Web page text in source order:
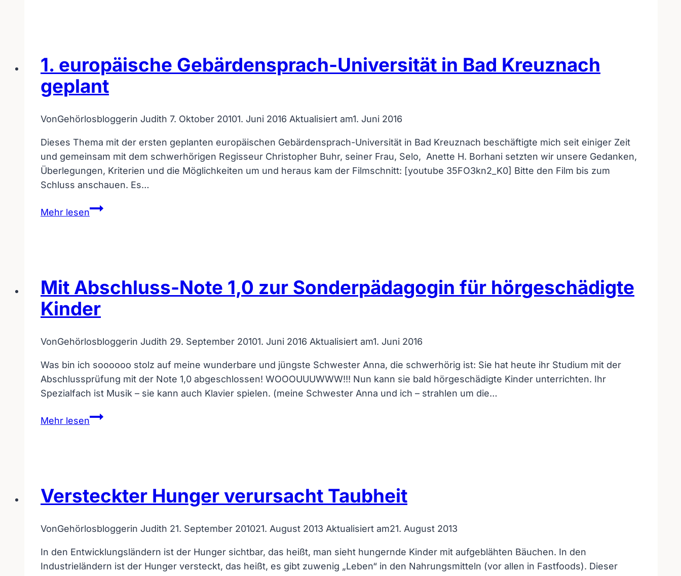
Begriff
„Taubstumm“
1. europäische Gebärdensprach-Universität in Bad Kreuznach
geplant
VonGehörlosbloggerin Judith 7. Oktober 20101. Juni 2016 Aktualisiert am1. Juni 2016
Dieses Thema mit der ersten geplanten europäischen Gebärdensprach-Universität in Bad Kreuznach beschäftigte mich seit einiger Zeit
und gemeinsam mit dem schwerhörigen Regisseur Christopher Buhr, seiner Frau, Selo, Anette H. Borhani setzten wir unsere Gedanken,
Überlegungen, Kriterien und die Möglichkeiten um und heraus kam der Filmschnitt: [youtube 35FO3kn2_K0] Bitte den Film bis zum
Schluss anschauen. Es…
Mehr lesen1.
Bad
Kreuznach
geplant
Mit Abschluss-Note 1,0 zur Sonderpädagogin für hörgeschädigte
Kinder
VonGehörlosbloggerin Judith 29. September 20101. Juni 2016 Aktualisiert am1. Juni 2016
Was bin ich soooooo stolz auf meine wunderbare und jüngste Schwester Anna, die schwerhörig ist: Sie hat heute ihr Studium mit der
Abschlussprüfung mit der Note 1,0 abgeschlossen! WOOOUUUWWW!!! Nun kann sie bald hörgeschädigte Kinder unterrichten. Ihr
Spezialfach ist Musik – sie kann auch Klavier spielen. (meine Schwester Anna und ich – strahlen um die…
Mehr lesenMit
Sonderpädagogin
für
Kinder
Versteckter Hunger verursacht Taubheit
VonGehörlosbloggerin Judith 21. September 201021. August 2013 Aktualisiert am21. August 2013
In den Entwicklungsländern ist der Hunger sichtbar, das heißt, man sieht hungernde Kinder mit aufgeblähten Bäuchen. In den
Industrieländern ist der Hunger versteckt, das heißt, es gibt zuwenig „Leben“ in den Nahrungsmitteln (vor allen in Fastfoods). Dieser